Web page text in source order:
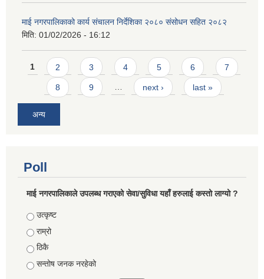
माई नगरपालिकाको कार्य संचालन निर्देशिका २०८० संसोधन सहित २०८२
मिति: 01/02/2026 - 16:12
Pages
1 2 3 4 5 6 7
8 9 … next › last »
अन्य
Poll
माई नगरपालिकाले उपलब्ध गराएको सेवा/सुविधा यहाँ हरुलाई कस्तो लाग्यो ?
Choices
उत्कृष्ट
राम्रो
ठिकै
सन्तोष जनक नरहेको